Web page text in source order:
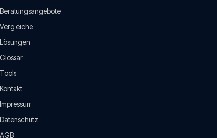
Beratungsangebote
Vergleiche
Lösungen
Glossar
Tools
Kontakt
Impressum
Datenschutz
AGB